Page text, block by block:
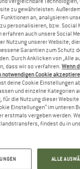
zu gewährleisten.
an, analysieren
personalisieren, bzw. Social
auch unsere Social
Nutzung unserer Website;
Garantien zum Schutz
Durch Anklicken von „Alle
dass wir so verfahren.Wenn
notwendigen Cookie
deine Cookie Einstellungen
und einzelne Kategorien
die Nutzung dieser
Einstellungen“ im unteren
erstmals vergeben werden.
findest du in
ALLE